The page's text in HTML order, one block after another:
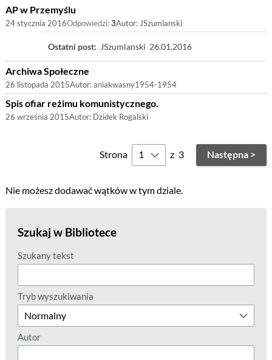
AP w Przemyślu
24 stycznia 2016Odpowiedzi:3Autor: JSzumlanski
Ostatni post: JSzumlanski 26.01.2016
Archiwa Społeczne
26 listopada 2015Autor:aniakwasny1954-1954
Spis ofiar reżimu komunistycznego.
26 września 2015Autor: Dzidek Rogalski
Strona z 3 Następna >
Nie możesz dodawać wątków w tym dziale.
Szukaj w Bibliotece
Szukany tekst
Tryb wyszukiwania
Autor